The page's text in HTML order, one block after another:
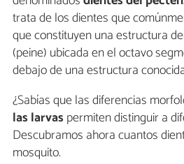
trata de los dientes que
que constituyen una estructura
(peine) ubicada en el octavo
debajo de una estructura
¿Sabías que las diferencias
las larvas permiten distinguir a
Descubramos ahora cuantos
mosquito.